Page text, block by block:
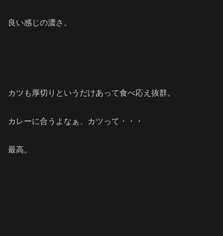
良い感じの濃さ。
カツも厚切りというだけあって食べ応え抜群。
カレーに合うよなぁ、カツって・・・
最高。